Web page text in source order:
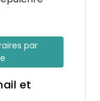
par
et